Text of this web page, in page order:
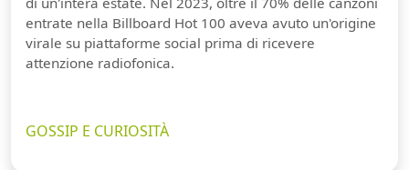
entrate nella Billboard Hot 100 aveva avuto un'origine
virale su piattaforme social prima di ricevere
attenzione radiofonica.
GOSSIP E CURIOSITÀ